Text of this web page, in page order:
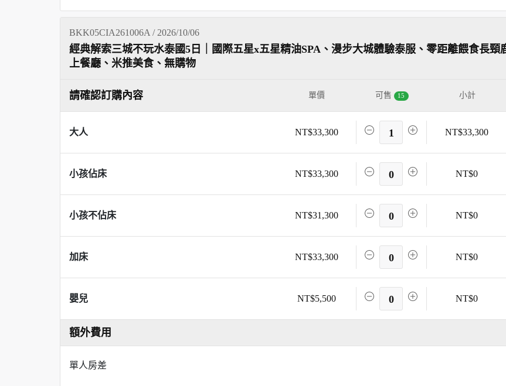
BKK05CIA261006A / 2026/10/06
經典解索三城不玩水泰國5日｜國際五星x五星精油SPA、漫步大城體驗泰服、零距離餵食長頸
上餐廳、米推美食、無購物
請確認訂購內容 單價 可售 15 小計
大人 NT$33,300 1 NT$33,300
小孩佔床 NT$33,300 0 NT$0
小孩不佔床 NT$31,300 0 NT$0
加床 NT$33,300 0 NT$0
嬰兒 NT$5,500 0 NT$0
額外費用
單人房差